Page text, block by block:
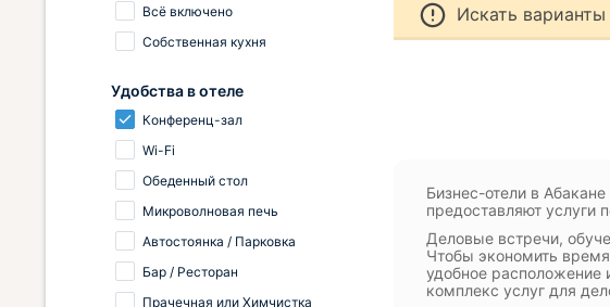
Искать
Бизнес-отели в
предоставляют услуги
Деловые встречи,
Чтобы экономить
удобное расположение
комплекс услуг для
Всё включено
Собственная кухня
Удобства в отеле
Конференц-зал
Wi-Fi
Обеденный стол
Микроволновая печь
Автостоянка / Парковка
Бар / Ресторан
Прачечная или Химчистка